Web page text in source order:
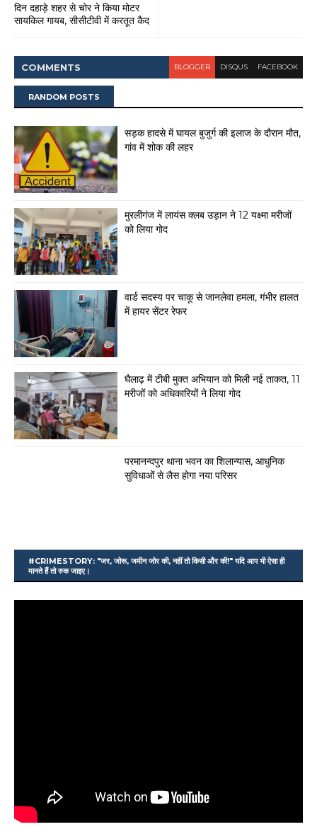
दिन दहाड़े शहर से चोर ने किया मोटर
सायकिल गायब, सीसीटीवी में करतूत कैद
COMMENTS BLOGGER DISQUS FACEBOOK
RANDOM POSTS
सड़क हादसे में घायल बुजुर्ग की इलाज के दौरान मौत,
गांव में शोक की लहर
मुरलीगंज में लायंस क्लब उड़ान ने 12 यक्ष्मा मरीजों
को लिया गोद
वार्ड सदस्य पर चाकू से जानलेवा हमला, गंभीर हालत
में हायर सेंटर रेफर
घैलाढ़ में टीबी मुक्त अभियान को मिली नई ताकत, 11
मरीजों को अधिकारियों ने लिया गोद
परमानन्दपुर थाना भवन का शिलान्यास, आधुनिक
सुविधाओं से लैस होगा नया परिसर
#CRIMESTORY: "जर, जोरू, जमीन जोर की, नहीं तो किसी और की!" यदि आप भी ऐसा ही
मानते हैं तो रुक जाइए।